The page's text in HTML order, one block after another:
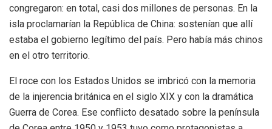
congregaron: en total, casi dos millones de personas. En la
isla proclamarían la República de China: sostenían que allí
estaba el gobierno legítimo del país. Pero había más chinos
en el otro territorio.
El roce con los Estados Unidos se imbricó con la memoria
de la injerencia británica en el siglo XIX y con la dramática
Guerra de Corea. Ese conflicto desatado sobre la península